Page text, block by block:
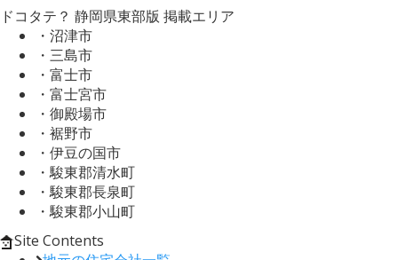
ドコタテ？ 静岡県東部版 掲載エリア
・沼津市
・三島市
・富士市
・富士宮市
・御殿場市
・裾野市
・伊豆の国市
・駿東郡清水町
・駿東郡長泉町
・駿東郡小山町
Site Contents